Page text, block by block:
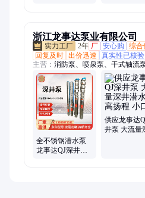
浙江龙事达泵业有限公司
2年 厂 安心购 综合
回复及时 出价迅速 真实性已核验
主营： 消防泵、喷泉泵、干式轴流
用潜水泵、轴流深井泵、多级深井
泵、排污泵
全不锈钢潜水泵
龙事达QJ深井泵
供应龙事达
井泵 大流量